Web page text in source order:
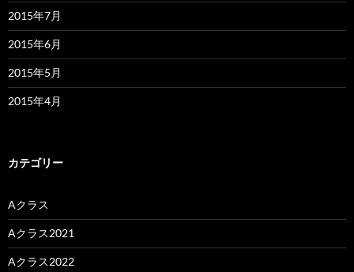
2015年7月
2015年6月
2015年5月
2015年4月
カテゴリー
Aクラス
Aクラス2021
Aクラス2022